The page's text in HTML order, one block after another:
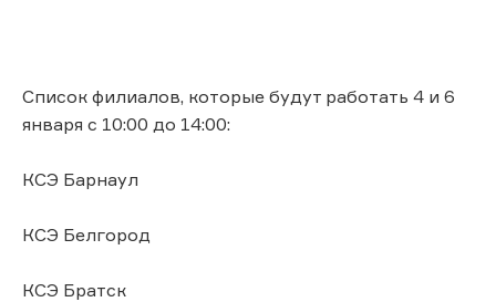
Список филиалов, которые будут работать 4 и 6
января с 10:00 до 14:00:
КСЭ Барнаул
КСЭ Белгород
КСЭ Братск